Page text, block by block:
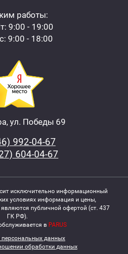
работы:
9:00 - 19:00
9:00 - 18:00
ул. Победы 69
992-04-67
604-04-67
исключительно информационный
условиях информация и цены,
публичной офертой (ст. 437
ГК РФ).
в PARUS
персональных данных
обработки данных